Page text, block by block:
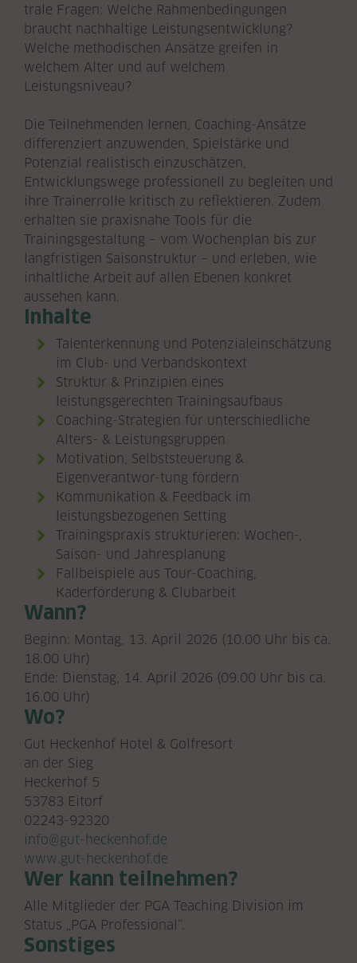
trale Fragen: Welche Rahmenbedingungen
braucht nachhaltige Leistungsentwicklung?
Welche methodischen Ansätze greifen in
welchem Alter und auf welchem
Leistungsniveau?
Die Teilnehmenden lernen, Coaching-Ansätze
differenziert anzuwenden, Spielstärke und
Potenzial realistisch einzuschätzen,
Entwicklungswege professionell zu begleiten und
ihre Trainerrolle kritisch zu reflektieren. Zudem
erhalten sie praxisnahe Tools für die
Trainingsgestaltung – vom Wochenplan bis zur
langfristigen Saisonstruktur – und erleben, wie
inhaltliche Arbeit auf allen Ebenen konkret
aussehen kann.
Inhalte
Talenterkennung und Potenzialeinschätzung
im Club- und Verbandskontext
Struktur & Prinzipien eines
leistungsgerechten Trainingsaufbaus
Coaching-Strategien für unterschiedliche
Alters- & Leistungsgruppen
Motivation, Selbststeuerung &
Eigenverantwor-tung fördern
Kommunikation & Feedback im
leistungsbezogenen Setting
Trainingspraxis strukturieren: Wochen-,
Saison- und Jahresplanung
Fallbeispiele aus Tour-Coaching,
Kaderförderung & Clubarbeit
Wann?
Beginn: Montag, 13. April 2026 (10.00 Uhr bis ca.
18.00 Uhr)
Ende: Dienstag, 14. April 2026 (09.00 Uhr bis ca.
16.00 Uhr)
Wo?
Gut Heckenhof Hotel & Golfresort
an der Sieg
Heckerhof 5
53783 Eitorf
02243-92320
info@gut-heckenhof.de
www.gut-heckenhof.de
Wer kann teilnehmen?
Alle Mitglieder der PGA Teaching Division im
Status „PGA Professional“.
Sonstiges